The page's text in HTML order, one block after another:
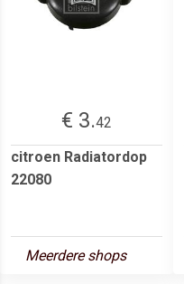
€ 3.42
citroen Radiatordop
22080
Meerdere shops